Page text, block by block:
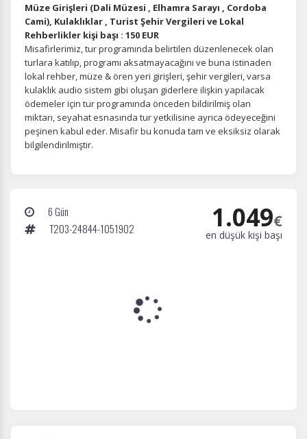
Müze Girişleri (Dali Müzesi , Elhamra Sarayı , Cordoba
Cami), Kulaklıklar , Turist Şehir Vergileri ve Lokal
Rehberlikler kişi başı : 150 EUR
Misafirlerimiz, tur programında belirtilen düzenlenecek olan
turlara katılıp, programı aksatmayacağını ve buna istinaden
lokal rehber, müze & ören yeri girişleri, şehir vergileri, varsa
kulaklık audio sistem gibi oluşan giderlere ilişkin yapılacak
ödemeler için tur programında önceden bildirilmiş olan
miktarı, seyahat esnasında tur yetkilisine ayrıca ödeyeceğini
peşinen kabul eder. Misafir bu konuda tam ve eksiksiz olarak
bilgilendirilmiştir.
6 Gün
T203-24844-1051902
1.049€
en düşük kişi başı